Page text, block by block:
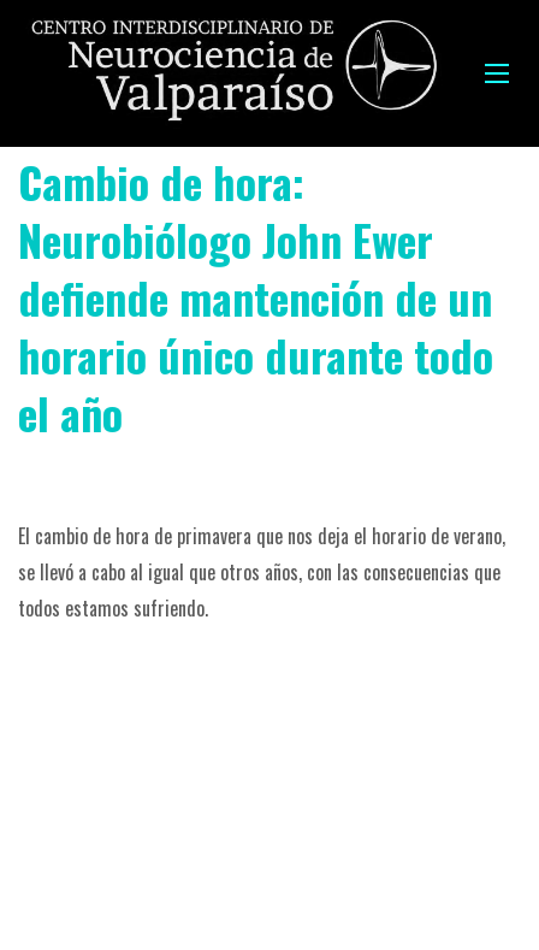
Cambio de hora:
Neurobiólogo John Ewer
defiende mantención de un
horario único durante todo
el año
El cambio de hora de primavera que nos deja el horario de verano,
se llevó a cabo al igual que otros años, con las consecuencias que
todos estamos sufriendo.